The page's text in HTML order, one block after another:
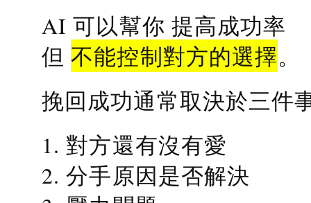
AI 可以幫你 提高成功率
但不能控制對方的選擇。
挽回成功通常取決於三件
1. 對方還有沒有愛
2. 分手原因是否解決